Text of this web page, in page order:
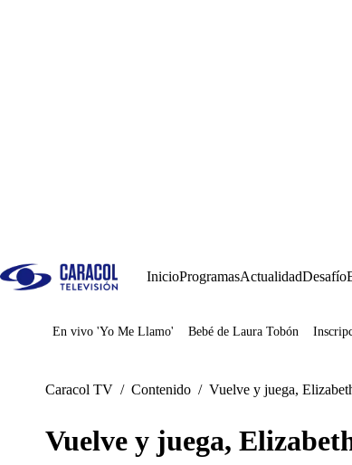
InicioProgramasActualidadDesafío
Juegos
En vivo 'Yo Me Llamo' Bebé de Laura Tobón
Caracol TV / Contenido / Vuelve y juega,
Vuelve y juega,